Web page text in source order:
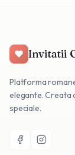
Invitatii
Platforma
elegante. Creata
speciale.